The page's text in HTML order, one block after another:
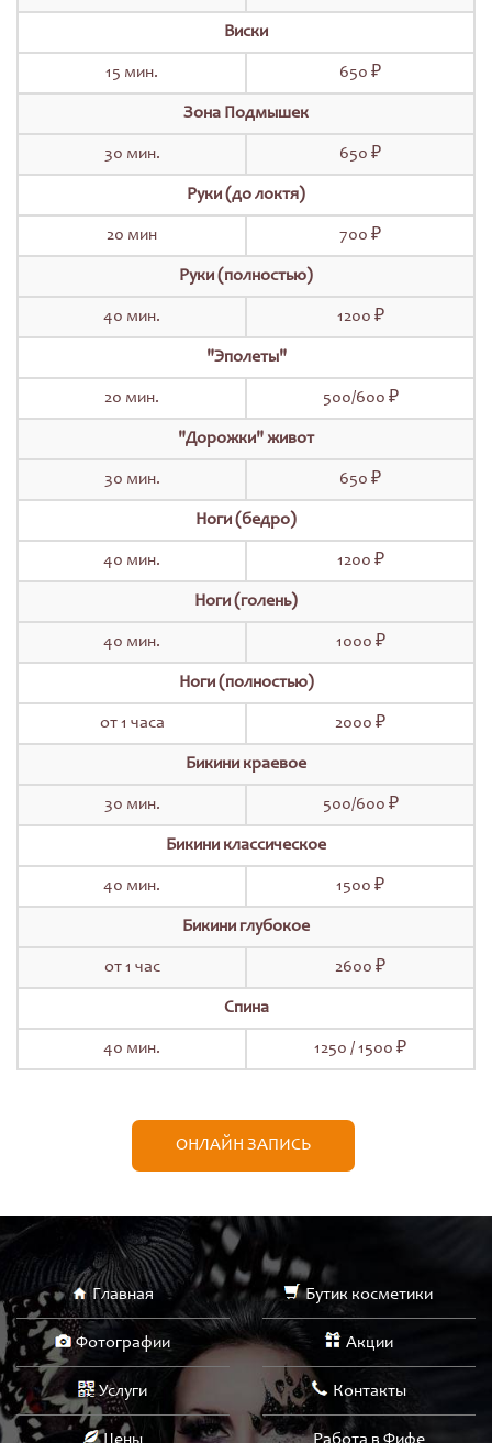
Виски
15 мин. 650 ₽
Зона Подмышек
30 мин. 650 ₽
Руки (до локтя)
20 мин 700 ₽
Руки (полностью)
40 мин. 1200 ₽
"Эполеты"
20 мин. 500/600 ₽
"Дорожки" живот
30 мин. 650 ₽
Ноги (бедро)
40 мин. 1200 ₽
Ноги (голень)
40 мин. 1000 ₽
Ноги (полностью)
от 1 часа 2000 ₽
Бикини краевое
30 мин. 500/600 ₽
Бикини классическое
40 мин. 1500 ₽
Бикини глубокое
от 1 час 2600 ₽
Спина
40 мин. 1250 / 1500 ₽
ОНЛАЙН ЗАПИСЬ
Главная
Фотографии
Услуги
Цены
Бутик косметики
Акции
Контакты
Работа в Фифе